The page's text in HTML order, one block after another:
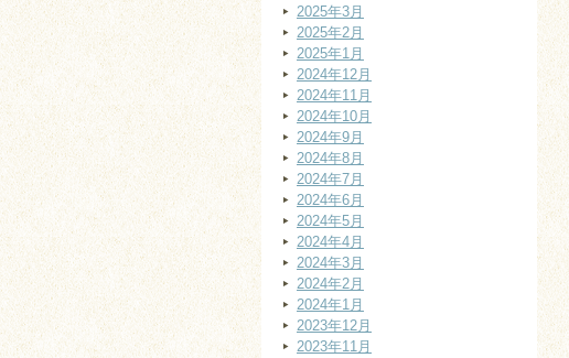
2025年3月
2025年2月
2025年1月
2024年12月
2024年11月
2024年10月
2024年9月
2024年8月
2024年7月
2024年6月
2024年5月
2024年4月
2024年3月
2024年2月
2024年1月
2023年12月
2023年11月